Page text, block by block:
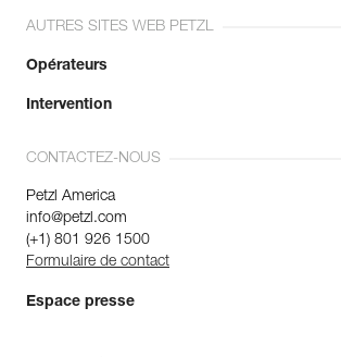
AUTRES SITES WEB PETZL
Opérateurs
Intervention
CONTACTEZ-NOUS
Petzl America
info@petzl.com
(+1) 801 926 1500
Formulaire de contact
Espace presse